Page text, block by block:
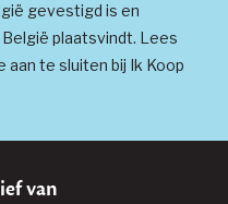
gevestigd is en
plaatsvindt. Lees
aan te sluiten bij Ik Koop
van